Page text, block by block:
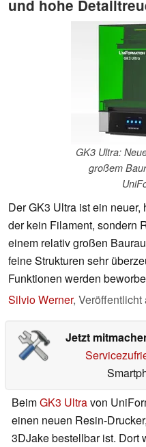
und hohe
GK3 Ultra:
großem
Der GK3 Ultra ist ein
der kein Filament, sondern
einem relativ großen
feine Strukturen sehr
Funktionen werden
Silvio Werner, Veröffentlicht
Jetzt
BeimGK3 Ultravon
einen neuen Resin-
3DJake bestellbar ist. Dort